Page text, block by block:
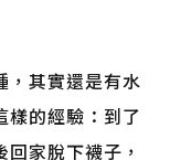
，其實還是有水
樣的經驗：到了
家脫下襪子，